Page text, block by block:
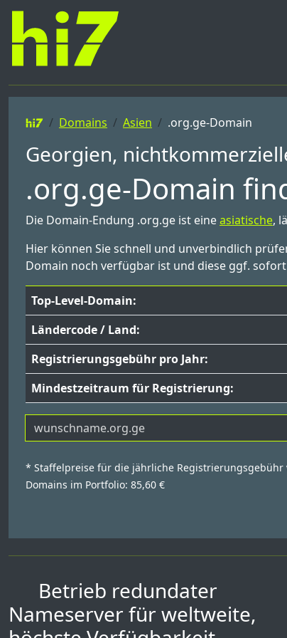
Domains Asien .org.ge-Domain
Georgien,
.org.ge-Domain
Die Domain-Endung .org.ge ist eineasiatische,
Hier können Sie schnell und unverbindlich
Domain noch verfügbar ist und diese ggf.
Top-Level-Domain:
Ländercode / Land:
Registrierungsgebühr pro Jahr:
Mindestzeitraum für Registrierung:
* Staffelpreise für die jährliche Registrierungsgebühr
Domains im Portfolio: 85,60 €
Betrieb redundater
Nameserver für weltweite,